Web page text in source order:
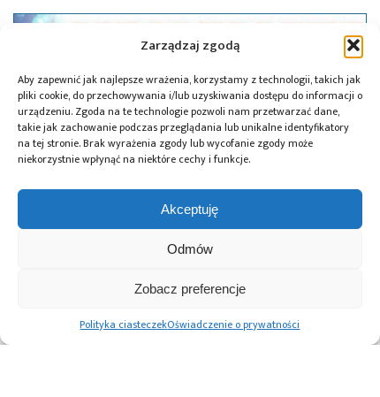
Zarządzaj zgodą
Aby zapewnić jak najlepsze wrażenia, korzystamy z technologii, takich jak
pliki cookie, do przechowywania i/lub uzyskiwania dostępu do informacji o
urządzeniu. Zgoda na te technologie pozwoli nam przetwarzać dane,
takie jak zachowanie podczas przeglądania lub unikalne identyfikatory
na tej stronie. Brak wyrażenia zgody lub wycofanie zgody może
niekorzystnie wpłynąć na niektóre cechy i funkcje.
Akceptuję
Odmów
Zobacz preferencje
Polityka ciasteczekOświadczenie o prywatności
Hamamatsu inwestuje w innowacje
laserowe SuperLight Photonics